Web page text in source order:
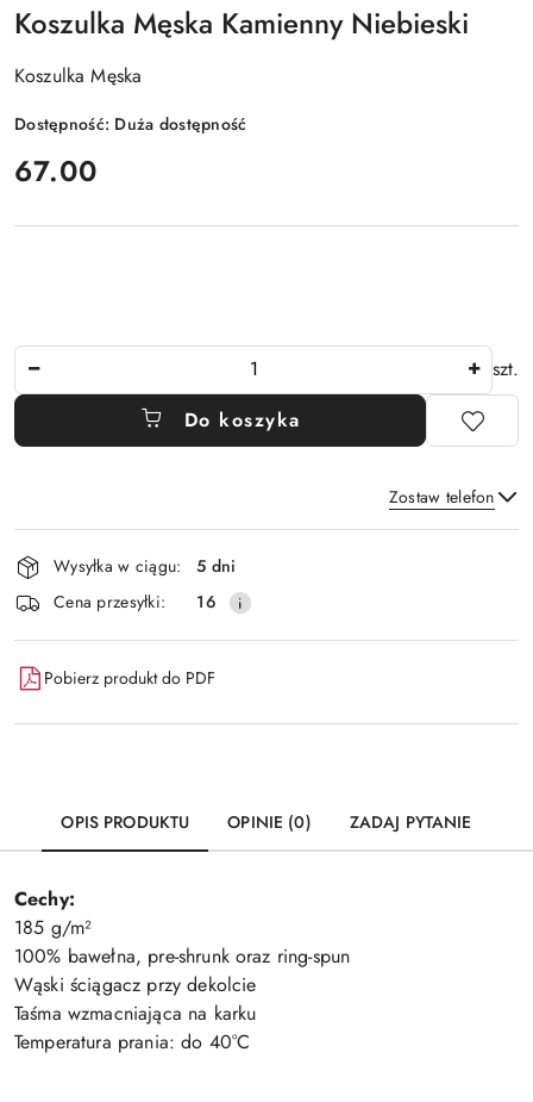
Koszulka Męska Kamienny Niebieski
Koszulka Męska
Dostępność: Duża dostępność
cena:
67.00
szt.
Do koszyka
Zostaw telefon
Wyślij
Dostępność
i
dostawa
Wysyłka w ciągu:
5 dni
Cena przesyłki:
16
Pobierz produkt do PDF
OPIS PRODUKTU OPINIE (0) ZADAJ PYTANIE
Cechy:
185 g/m²
100% bawełna, pre-shrunk oraz ring-spun
Wąski ściągacz przy dekolcie
Taśma wzmacniająca na karku
Temperatura prania: do 40°C